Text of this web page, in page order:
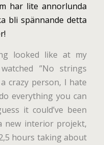
har lite annorlunda
bli spännande detta
looked like at my
”No strings
crazy person, I hate
everything you can
it could’ve been
new interior projekt,
hours taking about